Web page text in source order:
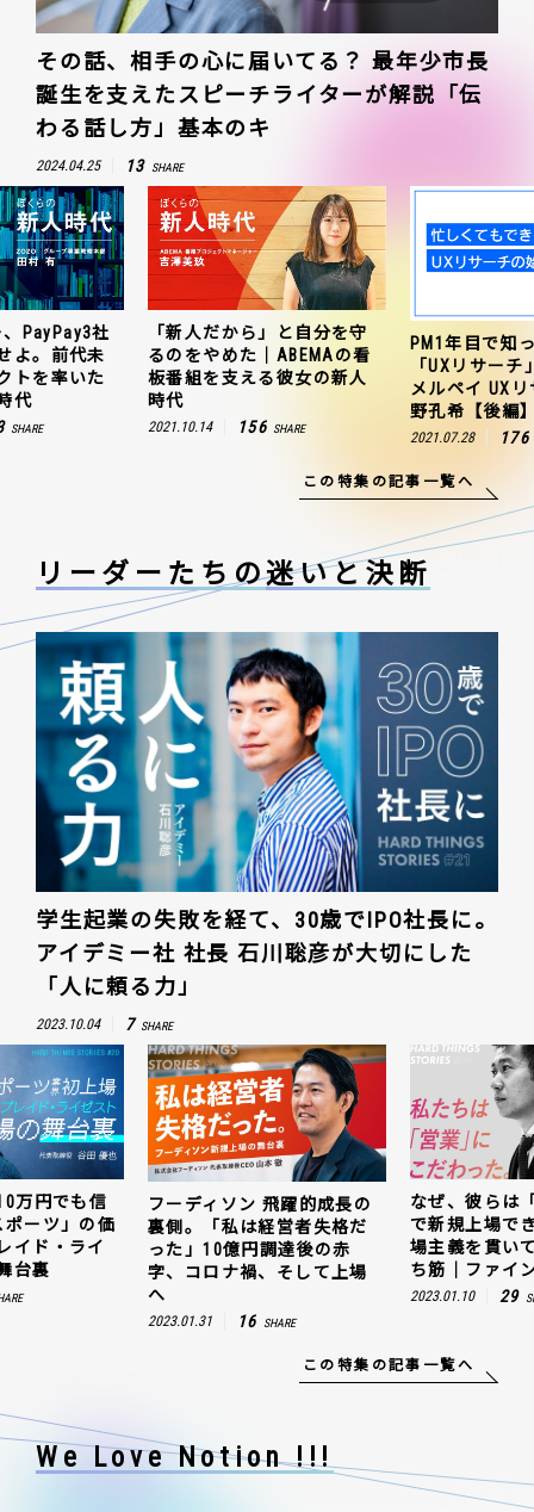
その話、相手の心に届いてる？ 最年少市長
誕生を支えたスピーチライターが解説「伝
わる話し方」基本のキ
2024.04.25 13 SHARE
と自分を守
ABEMAの看
彼女の新人
SHARE
PM1年目で知っておきたい
「UXリサーチ」の始め方｜
メルペイ UXリサーチャー 草
野孔希【後編】
176
ZOZO、ヤフ
連携を成功さ
聞のプロジェ
田村有の新人
163
この特集の記事一覧へ
リーダーたちの迷いと決断
学生起業の失敗を経て、30歳でIPO社長に。
アイデミー社 社長 石川聡彦が大切にした
「人に頼る力」
2023.10.04 7 SHARE
躍的成長の
営者失格だ
達後の赤
そして上場
なぜ、彼らは「動画領域」
で新規上場できたのか。現
場主義を貫いて見つけた勝
ち筋｜ファインズ 三輪幸将
2023.01.10
キャッシュ残
じ抜いた「e
値。ウェルプ
ゼスト上場の
2023.03.20 5
この特集の記事一覧へ
We Love Notion !!!